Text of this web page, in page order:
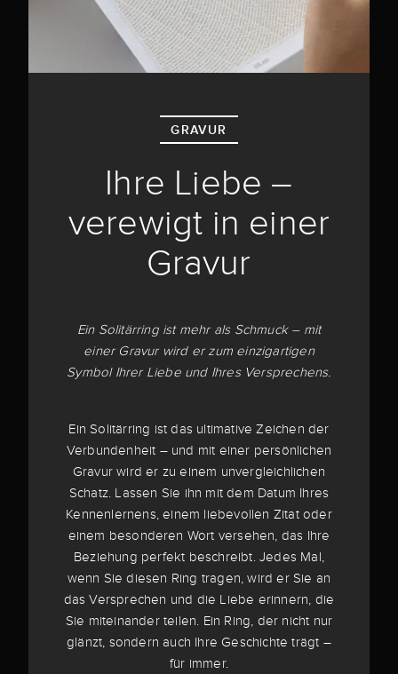
GRAVUR
Ihre Liebe –
verewigt in einer
Gravur
Ein Solitärring ist mehr als Schmuck – mit
einer Gravur wird er zum einzigartigen
Symbol Ihrer Liebe und Ihres Versprechens.
Ein Solitärring ist das ultimative Zeichen der
Verbundenheit – und mit einer persönlichen
Gravur wird er zu einem unvergleichlichen
Schatz. Lassen Sie ihn mit dem Datum Ihres
Kennenlernens, einem liebevollen Zitat oder
einem besonderen Wort versehen, das Ihre
Beziehung perfekt beschreibt. Jedes Mal,
wenn Sie diesen Ring tragen, wird er Sie an
das Versprechen und die Liebe erinnern, die
Sie miteinander teilen. Ein Ring, der nicht nur
glänzt, sondern auch Ihre Geschichte trägt –
für immer.